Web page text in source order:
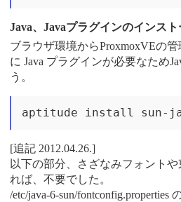
Java、Javaプラグインのインスト
ブラウザ環境からProxmoxVEの
に Java プラグインが必要なため
う。
[追記 2012.04.26.]
以下の部分、さざなみフォント
れば、不要でした。
/etc/java-6-sun/fontconfig.properties